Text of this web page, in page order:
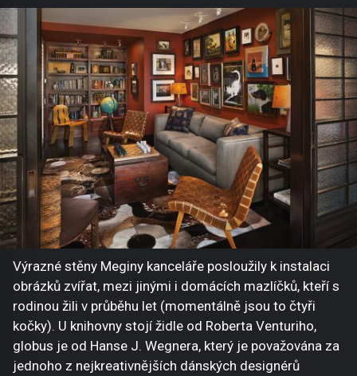
Výrazné stěny Meginy kanceláře posloužily k instalaci
obrázků zvířat, mezi jinými i domácích mazlíčků, kteří s
rodinou žili v průběhu let (momentálně jsou to čtyři
kočky). U knihovny stojí židle od Roberta Venturiho,
globus je od Hanse J. Wegnera, který je považována za
jednoho z nejkreativnějších dánských designérů